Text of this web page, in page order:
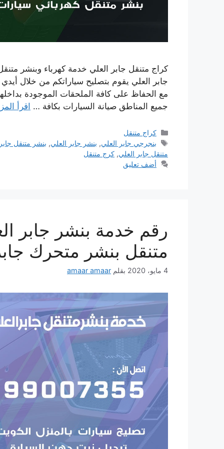
كراج متنقل جابر العلي خدمة كهرباء وبنشر
جابر العلي يقوم بتصليح سياراتكم من خلال
مع الحفاظ على كافة الملحقات الموجودة
جميع المناطق صيانة السيارات بكافة … اقرأ
التصنيفات
كراج متنقل
الوسوم
بنجرجي جابر العلي, بنشر جابر العلي, بنشر متنقل
متنقل جابر العلي, كرج متنقل
أضف تعليق
متنقل بنشر متحرك
4 مايو، 2020 بقلم amaar amaar